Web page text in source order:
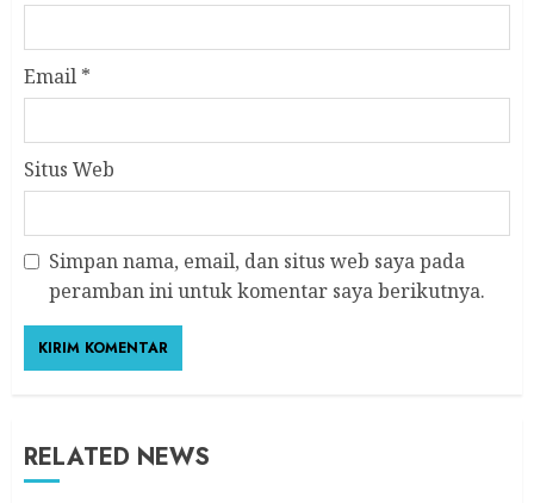
Email *
Situs Web
Simpan nama, email, dan situs web saya pada
peramban ini untuk komentar saya berikutnya.
RELATED NEWS